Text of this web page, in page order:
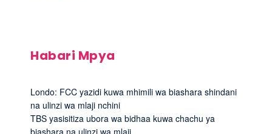
Habari Mpya
Londo: FCC yazidi kuwa mhimili wa biashara shindani
na ulinzi wa mlaji nchini
TBS yasisitiza ubora wa bidhaa kuwa chachu ya
biashara na ulinzi wa mlaji